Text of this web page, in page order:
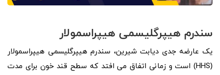
سندرم هیپرگلیسمی هیپراسمولار
یک عارضه جدی دیابت شیرین، سندرم هیپرگلیسمی هیپراسمولار
(HHS) است و زمانی اتفاق می افتد که سطح قند خون برای مدت